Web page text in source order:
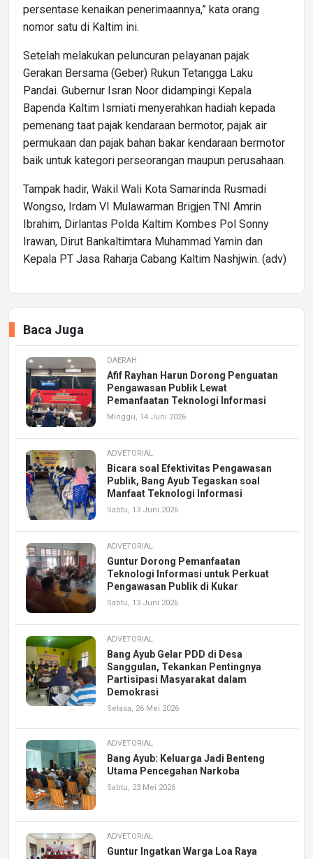
persentase kenaikan penerimaannya,” kata orang
nomor satu di Kaltim ini.
Setelah melakukan peluncuran pelayanan pajak
Gerakan Bersama (Geber) Rukun Tetangga Laku
Pandai. Gubernur Isran Noor didampingi Kepala
Bapenda Kaltim Ismiati menyerahkan hadiah kepada
pemenang taat pajak kendaraan bermotor, pajak air
permukaan dan pajak bahan bakar kendaraan bermotor
baik untuk kategori perseorangan maupun perusahaan.
Tampak hadir, Wakil Wali Kota Samarinda Rusmadi
Wongso, Irdam VI Mulawarman Brigjen TNI Amrin
Ibrahim, Dirlantas Polda Kaltim Kombes Pol Sonny
Irawan, Dirut Bankaltimtara Muhammad Yamin dan
Kepala PT Jasa Raharja Cabang Kaltim Nashjwin. (adv)
Baca Juga
DAERAH
Afif Rayhan Harun Dorong Penguatan
Pengawasan Publik Lewat
Pemanfaatan Teknologi Informasi
Minggu, 14 Juni 2026
ADVETORIAL
Bicara soal Efektivitas Pengawasan
Publik, Bang Ayub Tegaskan soal
Manfaat Teknologi Informasi
Sabtu, 13 Juni 2026
ADVETORIAL
Guntur Dorong Pemanfaatan
Teknologi Informasi untuk Perkuat
Pengawasan Publik di Kukar
Sabtu, 13 Juni 2026
ADVETORIAL
Bang Ayub Gelar PDD di Desa
Sanggulan, Tekankan Pentingnya
Partisipasi Masyarakat dalam
Demokrasi
Selasa, 26 Mei 2026
ADVETORIAL
Bang Ayub: Keluarga Jadi Benteng
Utama Pencegahan Narkoba
Sabtu, 23 Mei 2026
ADVETORIAL
Guntur Ingatkan Warga Loa Raya